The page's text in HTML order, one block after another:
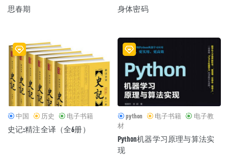
思春期 身体密码
中国 历史 电子书籍
史记:精注全译（全6册）
python 电子书籍
电子教
材
Python机器学习原理与算法实
现